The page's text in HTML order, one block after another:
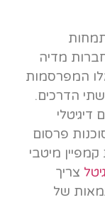
מדיה
המפרסמות
הדרכים.
פרסום
קמפיין מיטבי
צריך
של